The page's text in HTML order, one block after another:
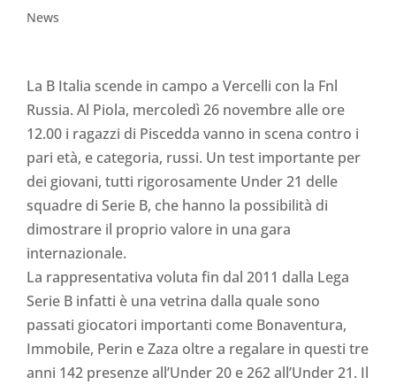
News
La B Italia scende in campo a Vercelli con la Fnl
Russia. Al Piola, mercoledì 26 novembre alle ore
12.00 i ragazzi di Piscedda vanno in scena contro i
pari età, e categoria, russi. Un test importante per
dei giovani, tutti rigorosamente Under 21 delle
squadre di Serie B, che hanno la possibilità di
dimostrare il proprio valore in una gara
internazionale.
La rappresentativa voluta fin dal 2011 dalla Lega
Serie B infatti è una vetrina dalla quale sono
passati giocatori importanti come Bonaventura,
Immobile, Perin e Zaza oltre a regalare in questi tre
anni 142 presenze all’Under 20 e 262 all’Under 21. Il